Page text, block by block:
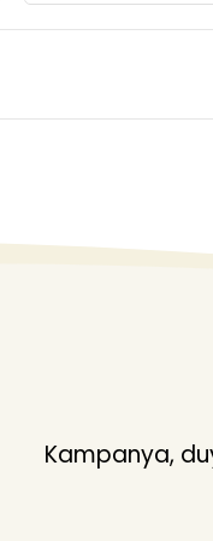
Kampanya,